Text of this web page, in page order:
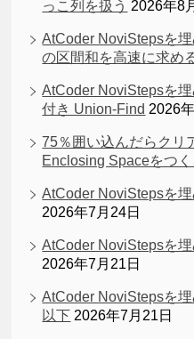
っこ列を扱う 2026年8
AtCoder NoviStepsを
の区間和を高速に求め
AtCoder NoviStepsを
付き Union-Find 2026
75％囲い込んだらクリ
Enclosing Spaceをつく
AtCoder NoviStepsを
2026年7月24日
AtCoder NoviStepsを
2026年7月21日
AtCoder NoviStepsを
以下 2026年7月21日